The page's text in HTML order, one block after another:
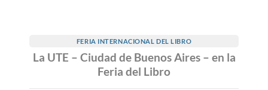
FERIA INTERNACIONAL DEL LIBRO
La UTE – Ciudad de Buenos Aires – en la
Feria del Libro